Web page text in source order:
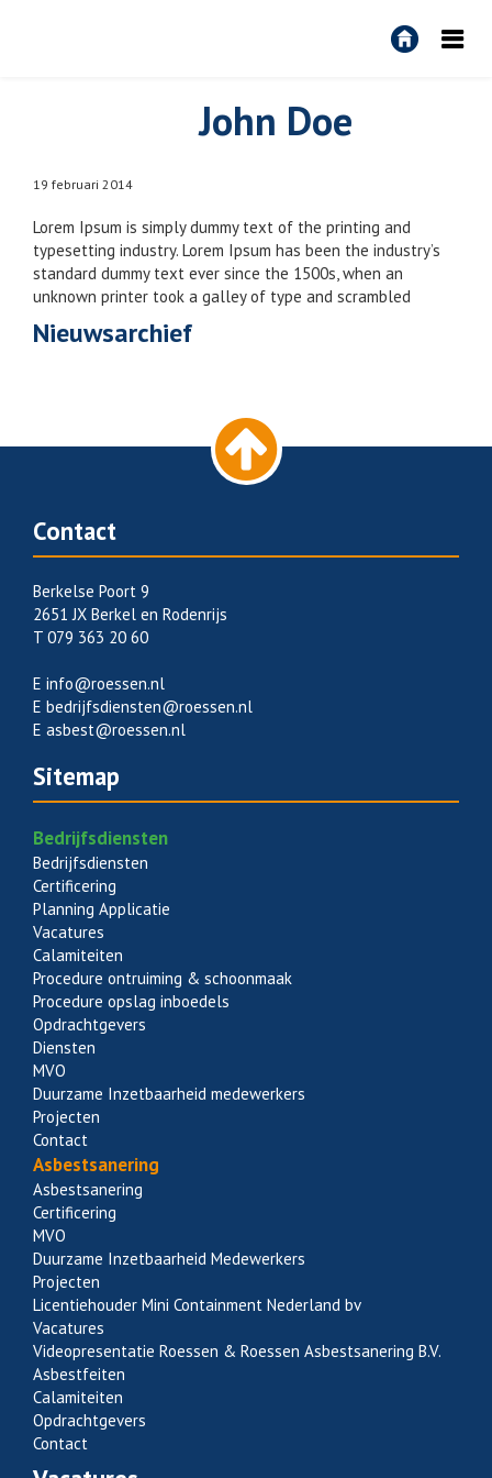
John Doe
19 februari 2014
Lorem Ipsum is simply dummy text of the printing and
typesetting industry. Lorem Ipsum has been the industry’s
standard dummy text ever since the 1500s, when an
unknown printer took a galley of type and scrambled
Nieuwsarchief
Contact
Berkelse Poort 9
2651 JX Berkel en Rodenrijs
T 079 363 20 60
E info@roessen.nl
E bedrijfsdiensten@roessen.nl
E asbest@roessen.nl
Sitemap
Bedrijfsdiensten
Bedrijfsdiensten
Certificering
Planning Applicatie
Vacatures
Calamiteiten
Procedure ontruiming & schoonmaak
Procedure opslag inboedels
Opdrachtgevers
Diensten
MVO
Duurzame Inzetbaarheid medewerkers
Projecten
Contact
Asbestsanering
Asbestsanering
Certificering
MVO
Duurzame Inzetbaarheid Medewerkers
Projecten
Licentiehouder Mini Containment Nederland bv
Vacatures
Videopresentatie Roessen & Roessen Asbestsanering B.V.
Asbestfeiten
Calamiteiten
Opdrachtgevers
Contact